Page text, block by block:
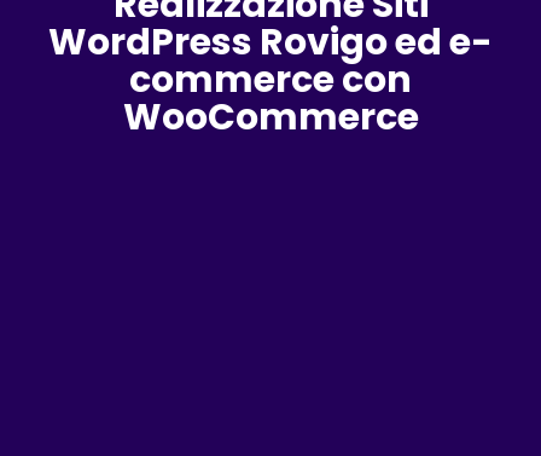
WordPress Rovigo ed e-
commerce con
WooCommerce